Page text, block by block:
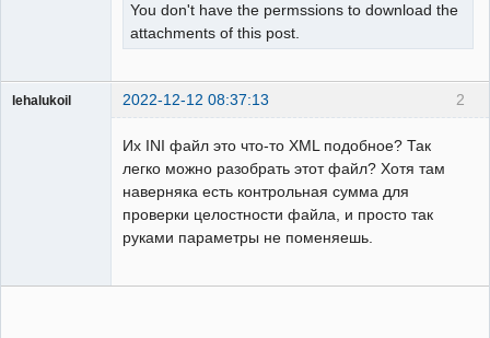
You don't have the permssions to download the
attachments of this post.
2
lehalukoil 2022-12-12 08:37:13
Их INI файл это что-то XML подобное? Так
легко можно разобрать этот файл? Хотя там
наверняка есть контрольная сумма для
проверки целостности файла, и просто так
руками параметры не поменяешь.